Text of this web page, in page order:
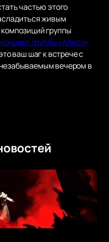
частью этого
живым
группы
группы «Алиса»
ваш шаг к встрече с
вечером в